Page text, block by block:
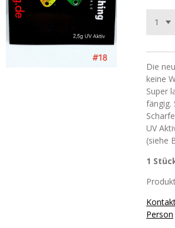
Die
keine
Super
fängig.
UV
(siehe
1
Person